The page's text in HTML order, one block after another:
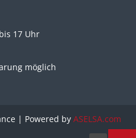
17 Uhr
möglich
| Powered by ASELSA.com